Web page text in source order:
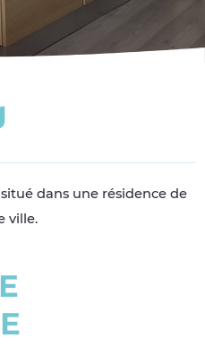
dans une résidence de
ville.
E
E